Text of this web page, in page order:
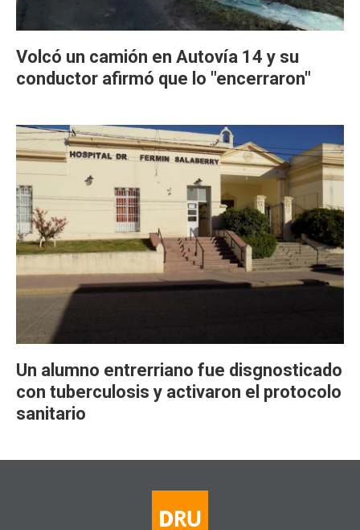
Volcó un camión en Autovía 14 y su
conductor afirmó que lo "encerraron"
Un alumno entrerriano fue disgnosticado
con tuberculosis y activaron el protocolo
sanitario